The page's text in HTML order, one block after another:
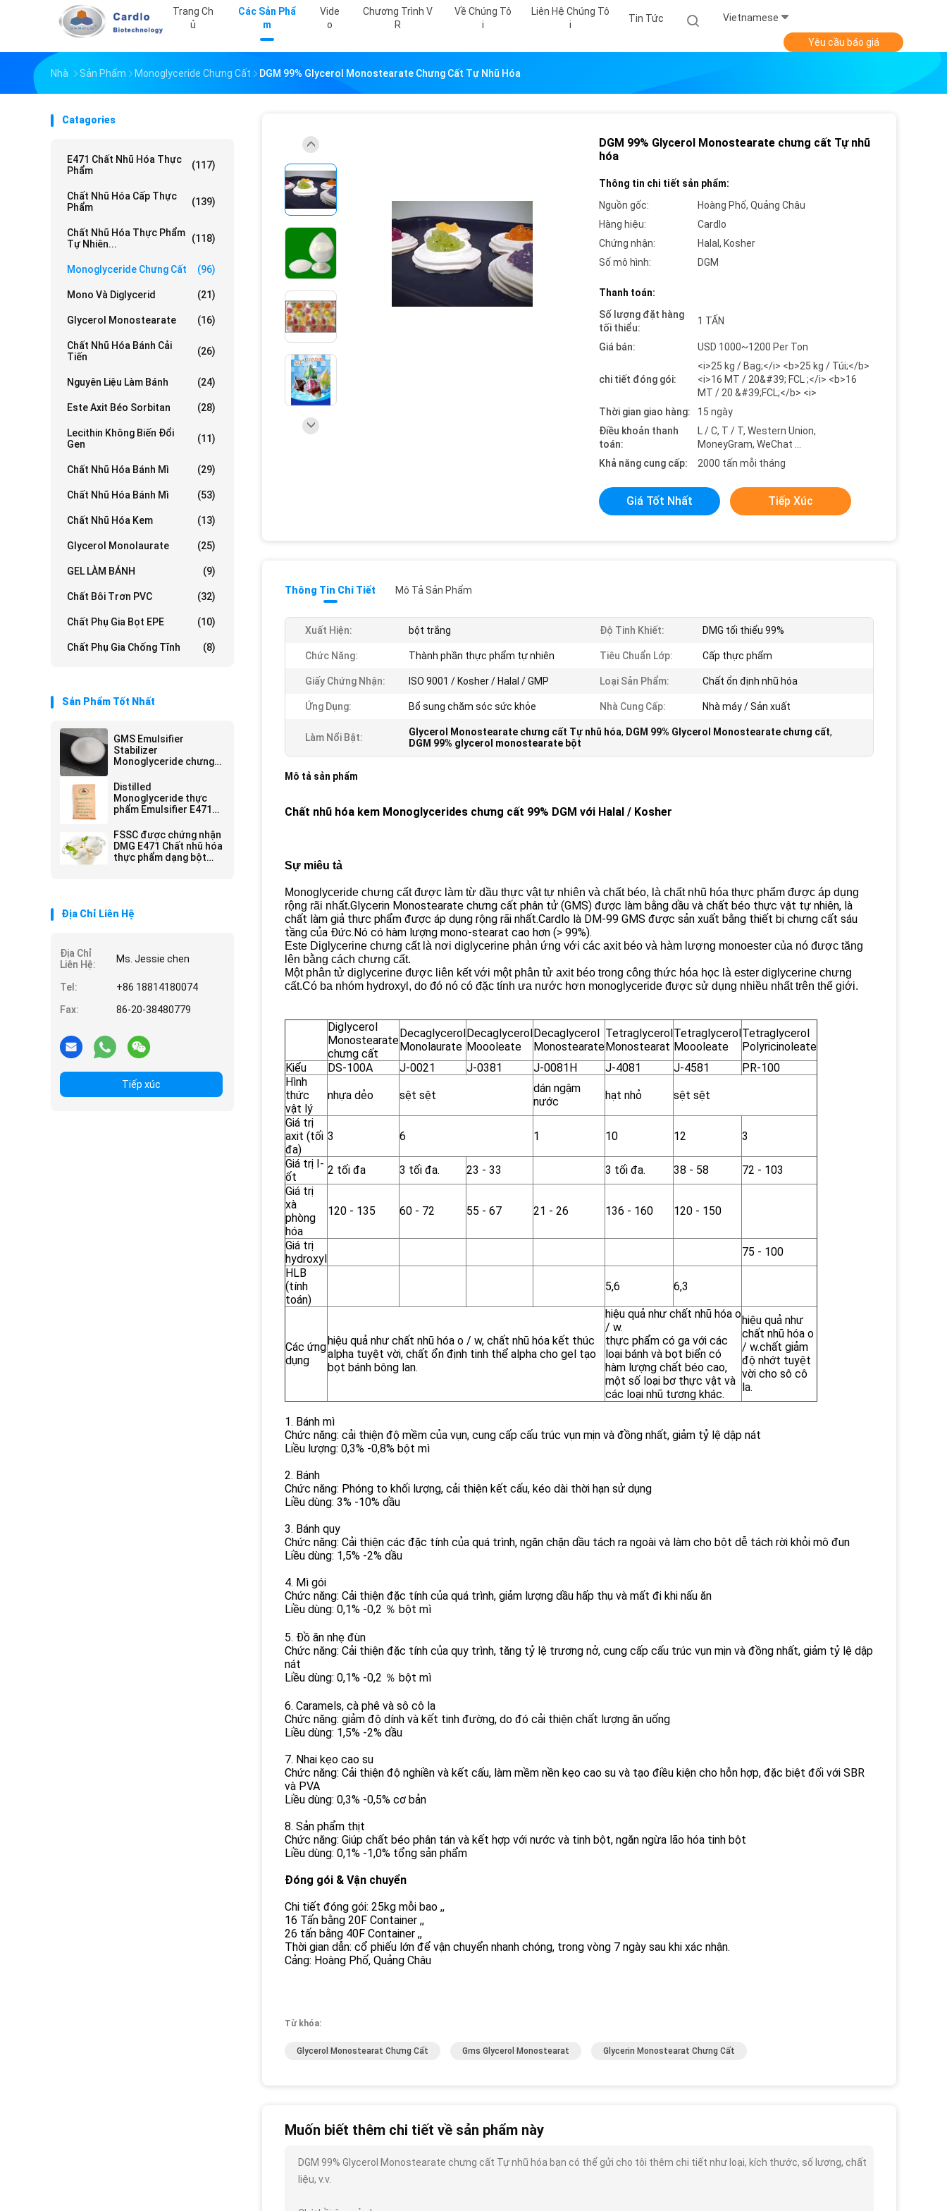
Trang Ch
Ủ
Các Sản Phẩ
M
Vide
O
Chương Trình V
R
Về Chúng Tô
I
Liên Hệ Chúng Tô
I
Tin Tức Vietnamese
Yêu cầu báo giá
Nhà Sản Phẩm Monoglyceride Chưng Cất DGM 99% Glycerol Monostearate Chưng Cất Tự Nhũ Hóa
Catagories
E471 Chất Nhũ Hóa Thực
Phẩm
(117)
Chất Nhũ Hóa Cấp Thực
Phẩm
(139)
Chất Nhũ Hóa Thực Phẩm
Tự Nhiên...
(118)
Monoglyceride Chưng Cất (96)
Mono Và Diglycerid (21)
Glycerol Monostearate (16)
Chất Nhũ Hóa Bánh Cải
Tiến
(26)
Nguyên Liệu Làm Bánh (24)
Este Axit Béo Sorbitan (28)
Lecithin Không Biến Đổi
Gen
(11)
Chất Nhũ Hóa Bánh Mì (29)
Chất Nhũ Hóa Bánh Mì (53)
Chất Nhũ Hóa Kem (13)
Glycerol Monolaurate (25)
GEL LÀM BÁNH (9)
Chất Bôi Trơn PVC (32)
Chất Phụ Gia Bọt EPE (10)
Chất Phụ Gia Chống Tĩnh (8)
Sản Phẩm Tốt Nhất
GMS Emulsifier
Stabilizer
Monoglyceride chưng
FSSC22000 Chứng nhận
Distilled
Monoglyceride thực
phẩm Emulsifier E471
DATEM
FSSC được chứng nhận
DMG E471 Chất nhũ hóa
thực phẩm dạng bột
Địa Chỉ Liên Hệ
Địa Chỉ
Liên Hệ:
Ms. Jessie chen
Tel:
+86 18814180074
Fax:
86-20-38480779
Tiếp xúc
DGM 99% Glycerol Monostearate chưng cất Tự nhũ
hóa
Thông tin chi tiết sản phẩm:
Nguồn gốc:
Hoàng Phố, Quảng Châu
Hàng hiệu:
Cardlo
Chứng nhận:
Halal, Kosher
Số mô hình:
DGM
Thanh toán:
Số lượng đặt hàng
tối thiểu:
1 TẤN
Giá bán: USD 1000~1200 Per Ton
chi tiết đóng gói:
<i>25 kg / Bag;</i> <b>25 kg / Túi;</b>
<i>16 MT / 20&#39; FCL ;</i> <b>16
MT / 20 &#39;FCL;</b> <i>
Thời gian giao hàng:
15 ngày
Điều khoản thanh
toán:
L / C, T / T, Western Union,
MoneyGram, WeChat ...
Khả năng cung cấp:
2000 tấn mỗi tháng
Giá Tốt Nhất Tiếp Xúc
Thông Tin Chi Tiết Mô Tả Sản Phẩm
Xuất Hiện: bột trắng Độ Tinh Khiết: DMG tối thiểu 99%
Chức Năng: Thành phần thực phẩm tự nhiên Tiêu Chuẩn Lớp: Cấp thực phẩm
Giấy Chứng Nhận: ISO 9001 / Kosher / Halal / GMP Loại Sản Phẩm: Chất ổn định nhũ hóa
Ứng Dụng: Bổ sung chăm sóc sức khỏe Nhà Cung Cấp: Nhà máy / Sản xuất
Làm Nổi Bật: Glycerol Monostearate chưng cất Tự nhũ hóa, DGM 99% Glycerol Monostearate chưng cất,
DGM 99% glycerol monostearate bột
Mô tả sản phẩm
Chất nhũ hóa kem Monoglycerides chưng cất 99% DGM với Halal / Kosher
Sự miêu tả
Monoglyceride chưng cất được làm từ dầu thực vật tự nhiên và chất béo, là chất nhũ hóa thực phẩm được áp dụng
rộng rãi nhất.Glycerin Monostearate chưng cất phân tử (GMS) được làm bằng dầu và chất béo thực vật tự nhiên, là
chất làm giả thực phẩm được áp dụng rộng rãi nhất.Cardlo là DM-99 GMS được sản xuất bằng thiết bị chưng cất sáu
tầng của Đức.Nó có hàm lượng mono-stearat cao hơn (> 99%).
Este Diglycerine chưng cất là nơi diglycerine phản ứng với các axit béo và hàm lượng monoester của nó được tăng
lên bằng cách chưng cất.
Một phân tử diglycerine được liên kết với một phân tử axit béo trong công thức hóa học là ester diglycerine chưng
cất.Có ba nhóm hydroxyl, do đó nó có đặc tính ưa nước hơn monoglyceride được sử dụng nhiều nhất trên thế giới.
Diglycerol
Monostearate
chưng cất
Decaglycerol
Monolaurate
Decaglycerol
Moooleate
Decaglycerol
Monostearate
Tetraglycerol
Monostearat
Tetraglycerol
Moooleate
Tetraglycerol
Polyricinoleate
Kiểu
DS-100A J-0021 J-0381 J-0081H J-4081 J-4581
PR-100
Hình
thức
vật lý
nhựa dẻo sệt sệt
dán ngậm
nước
hạt nhỏ sệt sệt
Giá trị
axit (tối
đa)
3 6 1 10 12 3
Giá trị I-
ốt
2 tối đa 3 tối đa. 23 - 33 3 tối đa. 38 - 58
72 - 103
Giá trị
xà
phòng
hóa
120 - 135 60 - 72 55 - 67 21 - 26 136 - 160 120 - 150
Giá trị
hydroxyl
75 - 100
HLB
(tính
toán)
5,6 6,3
Các ứng
dụng
hiệu quả như chất nhũ hóa o / w, chất nhũ hóa kết thúc
alpha tuyệt vời, chất ổn định tinh thể alpha cho gel tạo
bọt bánh bông lan.
hiệu quả như chất nhũ hóa o
/ w.
thực phẩm có ga với các
loại bánh và bọt biển có
hàm lượng chất béo cao,
một số loại bơ thực vật và
các loại nhũ tương khác.
hiệu quả như
chất nhũ hóa o
/ w.chất giảm
độ nhớt tuyệt
vời cho sô cô
la.
1. Bánh mì
Chức năng: cải thiện độ mềm của vụn, cung cấp cấu trúc vụn mịn và đồng nhất, giảm tỷ lệ dập nát
Liều lượng: 0,3% -0,8% bột mì
2. Bánh
Chức năng: Phóng to khối lượng, cải thiện kết cấu, kéo dài thời hạn sử dụng
Liều dùng: 3% -10% dầu
3. Bánh quy
Chức năng: Cải thiện các đặc tính của quá trình, ngăn chặn dầu tách ra ngoài và làm cho bột dễ tách rời khỏi mô đun
Liều dùng: 1,5% -2% dầu
4. Mì gói
Chức năng: Cải thiện đặc tính của quá trình, giảm lượng dầu hấp thụ và mất đi khi nấu ăn
Liều dùng: 0,1% -0,2 ％ bột mì
5. Đồ ăn nhẹ đùn
Chức năng: Cải thiện đặc tính của quy trình, tăng tỷ lệ trương nở, cung cấp cấu trúc vụn mịn và đồng nhất, giảm tỷ lệ dập
nát
Liều dùng: 0,1% -0,2 ％ bột mì
6. Caramels, cà phê và sô cô la
Chức năng: giảm độ dính và kết tinh đường, do đó cải thiện chất lượng ăn uống
Liều dùng: 1,5% -2% dầu
7. Nhai kẹo cao su
Chức năng: Cải thiện độ nghiền và kết cấu, làm mềm nền kẹo cao su và tạo điều kiện cho hỗn hợp, đặc biệt đối với SBR
và PVA
Liều dùng: 0,3% -0,5% cơ bản
8. Sản phẩm thịt
Chức năng: Giúp chất béo phân tán và kết hợp với nước và tinh bột, ngăn ngừa lão hóa tinh bột
Liều dùng: 0,1% -1,0% tổng sản phẩm
Đóng gói & Vận chuyển
Chi tiết đóng gói: 25kg mỗi bao ,,
16 Tấn bằng 20F Container ,,
26 tấn bằng 40F Container ,,
Thời gian dẫn: cổ phiếu lớn để vận chuyển nhanh chóng, trong vòng 7 ngày sau khi xác nhận.
Cảng: Hoàng Phố, Quảng Châu
Từ khóa:
Glycerol Monostearat Chưng Cất Gms Glycerol Monostearat Glycerin Monostearat Chưng Cất
Muốn biết thêm chi tiết về sản phẩm này
DGM 99% Glycerol Monostearate chưng cất Tự nhũ hóa bạn có thể gửi cho tôi thêm chi tiết như loại, kích thước, số lượng, chất
liệu, v.v.